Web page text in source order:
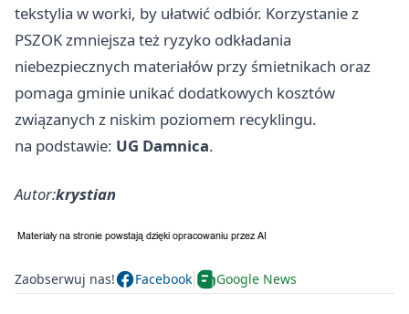
tekstylia w worki, by ułatwić odbiór. Korzystanie z
PSZOK zmniejsza też ryzyko odkładania
niebezpiecznych materiałów przy śmietnikach oraz
pomaga gminie unikać dodatkowych kosztów
związanych z niskim poziomem recyklingu.
na podstawie: UG Damnica.
Autor:krystian
Zaobserwuj nas! Facebook Google News